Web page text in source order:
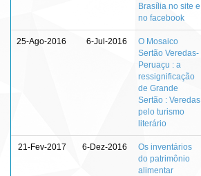
Brasília no site e
no facebook
25-Ago-2016 6-Jul-2016
O Mosaico
Sertão Veredas-
Peruaçu : a
ressignificação
de Grande
Sertão : Veredas
pelo turismo
literário
21-Fev-2017 6-Dez-2016
Os inventários
do patrimônio
alimentar